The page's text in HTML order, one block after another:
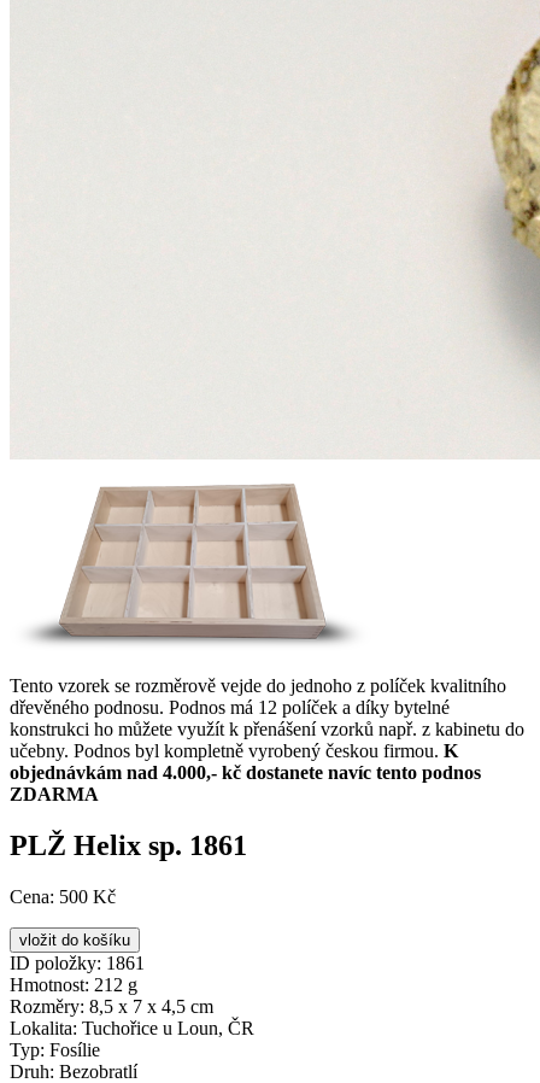
Tento vzorek se rozměrově vejde do jednoho z políček kvalitního
dřevěného podnosu. Podnos má 12 políček a díky bytelné
konstrukci ho můžete využít k přenášení vzorků např. z kabinetu do
učebny. Podnos byl kompletně vyrobený českou firmou. K
objednávkám nad 4.000,- kč dostanete navíc tento podnos
ZDARMA
PLŽ Helix sp. 1861
Cena: 500 Kč
ID položky: 1861
Hmotnost: 212 g
Rozměry: 8,5 x 7 x 4,5 cm
Lokalita: Tuchořice u Loun, ČR
Typ: Fosílie
Druh: Bezobratlí